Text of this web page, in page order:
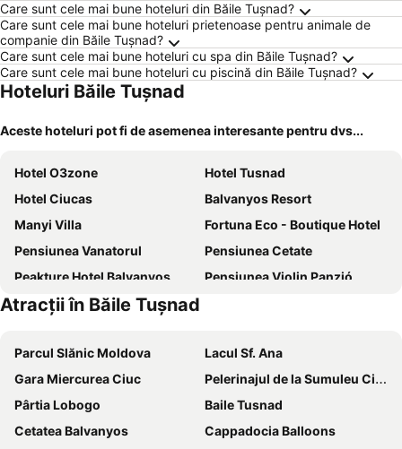
Care sunt cele mai bune hoteluri din Băile Tuşnad?
Care sunt cele mai bune hoteluri prietenoase pentru animale de
companie din Băile Tuşnad?
Care sunt cele mai bune hoteluri cu spa din Băile Tuşnad?
Care sunt cele mai bune hoteluri cu piscină din Băile Tuşnad?
Hoteluri Băile Tuşnad
Aceste hoteluri pot fi de asemenea interesante pentru dvs...
Hotel O3zone
Hotel Tusnad
Hotel Ciucas
Balvanyos Resort
Manyi Villa
Fortuna Eco - Boutique Hotel
Pensiunea Vanatorul
Pensiunea Cetate
Peakture Hotel Balvanyos
Pensiunea Violin Panzió
Olt-Part Vendégház
Atracții în Băile Tuşnad
Parcul Slănic Moldova
Lacul Sf. Ana
Gara Miercurea Ciuc
Pelerinajul de la Sumuleu Ciuc
Pârtia Lobogo
Baile Tusnad
Cetatea Balvanyos
Cappadocia Balloons